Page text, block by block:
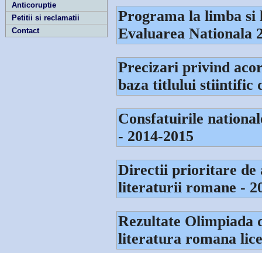
Anticoruptie
Petitii si reclamatii
Contact
Programa la limba
Evaluarea Nationala
Precizari privind
baza titlului stiintific
Consfatuirile
- 2014-2015
Directii prioritare de
literaturii romane -
Rezultate Olimpiada
literatura romana